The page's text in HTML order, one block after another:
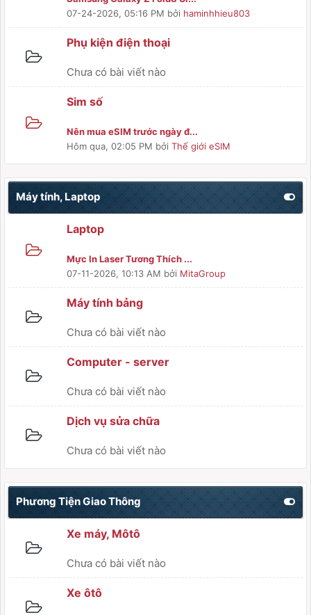
07-24-2026, 05:16 PM bởi haminhhieu803
Phụ kiện điện thoại
Chưa có bài viết nào
Sim số
Nên mua eSIM trước ngày đ...
Hôm qua, 02:05 PM bởi Thế giới eSIM
Máy tính, Laptop
Laptop
Mực In Laser Tương Thích ...
07-11-2026, 10:13 AM bởi MitaGroup
Máy tính bảng
Chưa có bài viết nào
Computer - server
Chưa có bài viết nào
Dịch vụ sửa chữa
Chưa có bài viết nào
Phương Tiện Giao Thông
Xe máy, Môtô
Chưa có bài viết nào
Xe ôtô